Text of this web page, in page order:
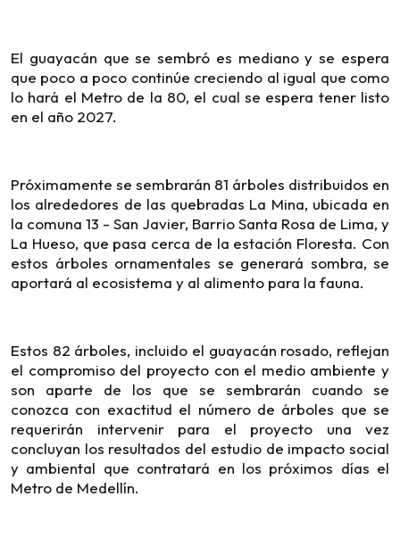
El guayacán que se sembró es mediano y se espera
que poco a poco continúe creciendo al igual que como
lo hará el Metro de la 80, el cual se espera tener listo
en el año 2027.
Próximamente se sembrarán 81 árboles distribuidos en
los alrededores de las quebradas La Mina, ubicada en
la comuna 13 - San Javier, Barrio Santa Rosa de Lima, y
La Hueso, que pasa cerca de la estación Floresta. Con
estos árboles ornamentales se generará sombra, se
aportará al ecosistema y al alimento para la fauna.
Estos 82 árboles, incluido el guayacán rosado, reflejan
el compromiso del proyecto con el medio ambiente y
son aparte de los que se sembrarán cuando se
conozca con exactitud el número de árboles que se
requerirán intervenir para el proyecto una vez
concluyan los resultados del estudio de impacto social
y ambiental que contratará en los próximos días el
Metro de Medellín.